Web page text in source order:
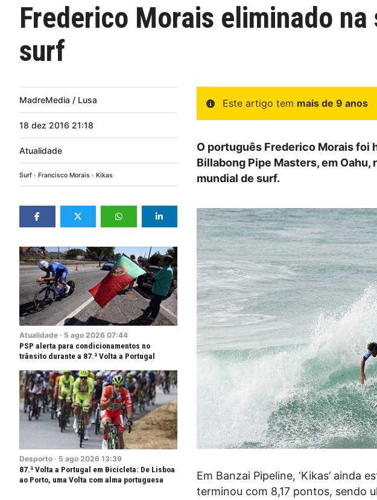
Frederico Morais eliminado
surf
MadreMedia / Lusa
18 dez 2016 21:18
Atualidade
Surf Francisco Morais Kikas
Atualidade · 5 ago 2026 07:44
PSP alerta para condicionamentos no
trânsito durante a 87.ª Volta a Portugal
Desporto · 5 ago 2026 13:39
87.ª Volta a Portugal em Bicicleta: De Lisboa
ao Porto, uma Volta com alma portuguesa
Este artigo tem mais de 9 anos
O português Frederico Morais foi
Billabong Pipe Masters, em Oahu,
mundial de surf.
Em Banzai Pipeline, ‘Kikas’ ainda
terminou com 8,17 pontos, sendo